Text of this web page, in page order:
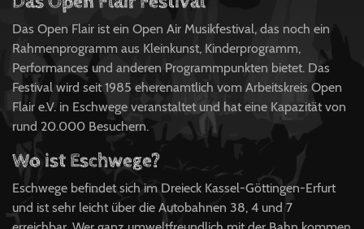
Das Open Flair ist ein Open Air Musikfestival, das noch ein
Rahmenprogramm aus Kleinkunst, Kinderprogramm,
Performances und anderen Programmpunkten bietet. Das
Festival wird seit 1985 eherenamtlich vom Arbeitskreis Open
Flair e.V. in Eschwege veranstaltet und hat eine Kapazität von
rund 20.000 Besuchern.
Wo ist Eschwege?
Eschwege befindet sich im Dreieck Kassel-Göttingen-Erfurt
und ist sehr leicht über die Autobahnen 38, 4 und 7